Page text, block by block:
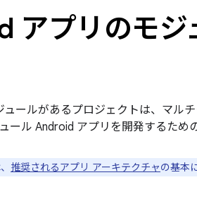
アプリのモジ
ュールがあるプロジェクトは、マル
ール Android アプリを開発するため
推奨されるアプリ アーキテクチャの基本